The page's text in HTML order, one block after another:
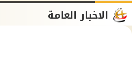
الاخبار العامة